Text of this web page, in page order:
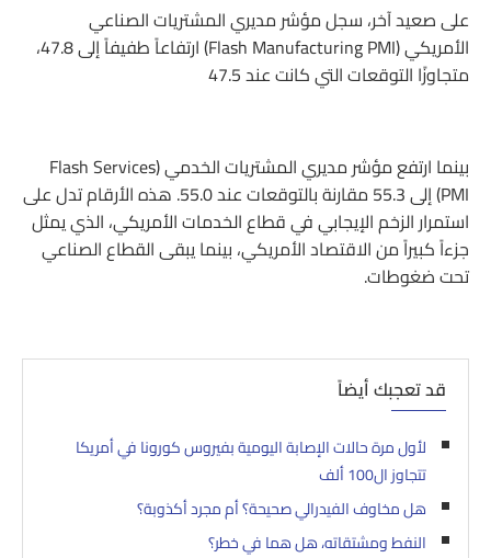
على صعيد آخر، سجل مؤشر مديري المشتريات الصناعي
الأمريكي (Flash Manufacturing PMI) ارتفاعاً طفيفاً إلى 47.8،
متجاوزًا التوقعات التي كانت عند 47.5
بينما ارتفع مؤشر مديري المشتريات الخدمي (Flash Services
PMI) إلى 55.3 مقارنة بالتوقعات عند 55.0. هذه الأرقام تدل على
استمرار الزخم الإيجابي في قطاع الخدمات الأمريكي، الذي يمثل
جزءاً كبيراً من الاقتصاد الأمريكي، بينما يبقى القطاع الصناعي
تحت ضغوطات.
قد تعجبك أيضاً
لأول مرة حالات الإصابة اليومية بفيروس كورونا في أمريكا
تتجاوز ال100 ألف
هل مخاوف الفيدرالي صحيحة؟ أم مجرد أكذوبة؟
النفط ومشتقاته، هل هما في خطر؟